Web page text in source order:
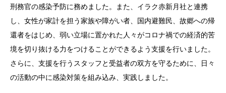
刑務官の感染予防に務めました。また、イラク赤新月社と連携
し、女性が家計を担う家族や障がい者、国内避難民、故郷への帰
還者をはじめ、弱い立場に置かれた人々がコロナ禍での経済的苦
境を切り抜ける力をつけることができるよう支援を行いました。
さらに、支援を行うスタッフと受益者の双方を守るために、日々
の活動の中に感染対策を組み込み、実践しました。